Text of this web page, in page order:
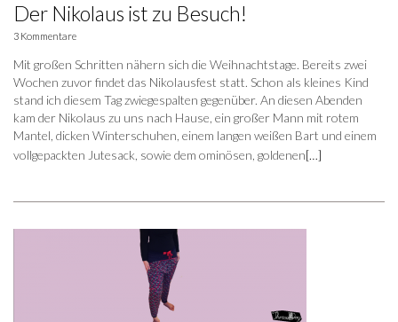
Der Nikolaus ist zu Besuch!
3 Kommentare
Mit großen Schritten nähern sich die Weihnachtstage. Bereits zwei
Wochen zuvor findet das Nikolausfest statt. Schon als kleines Kind
stand ich diesem Tag zwiegespalten gegenüber. An diesen Abenden
kam der Nikolaus zu uns nach Hause, ein großer Mann mit rotem
Mantel, dicken Winterschuhen, einem langen weißen Bart und einem
vollgepackten Jutesack, sowie dem ominösen, goldenen[…]